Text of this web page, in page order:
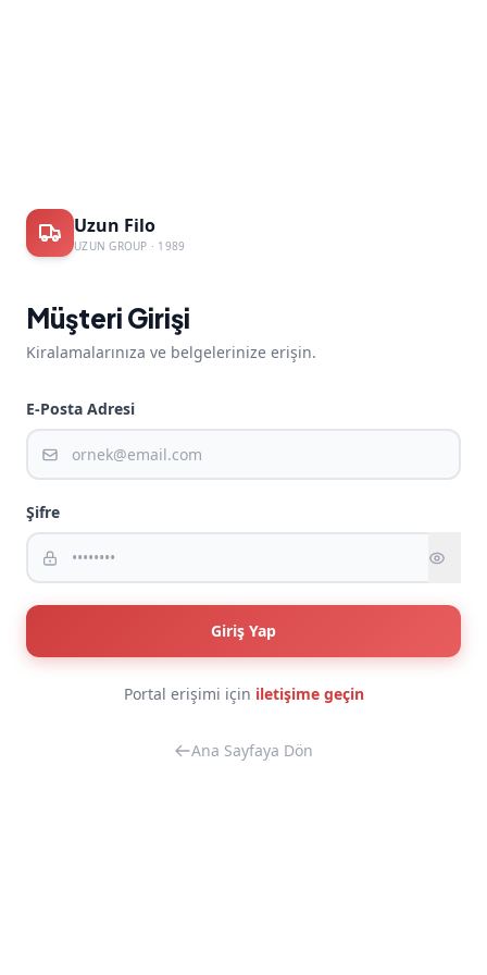
Uzun Filo
UZUN GROUP · 1989
Müşteri Girişi
Kiralamalarınıza ve belgelerinize erişin.
E-Posta Adresi
Şifre
Giriş Yap
Portal erişimi için iletişime geçin
Ana Sayfaya Dön